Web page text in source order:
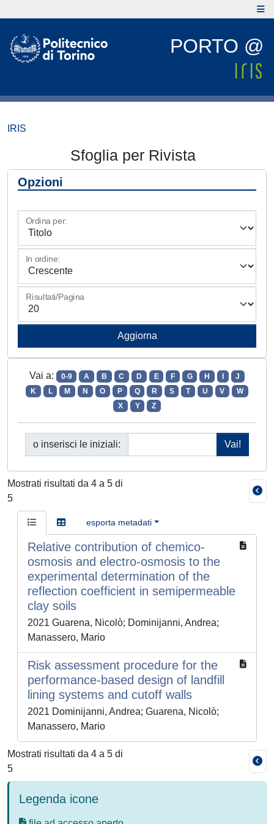
PORTO @
IRIS
Sfoglia per Rivista
Opzioni
Ordina per:
In ordine:
Risultati/Pagina
Vai a: 0-9 A B C D E F G H
J
K
L M N O P Q R S T U V
W
X
Y Z
o inserisci le iniziali:
Mostrati risultati da 4 a 5 di
5
esporta metadati
Relative contribution of chemico-
osmosis and electro-osmosis to the
experimental determination of the
reflection coefficient in semipermeable
clay soils
2021 Guarena, Nicolò; Dominijanni, Andrea;
Manassero, Mario
Risk assessment procedure for the
performance-based design of landfill
lining systems and cutoff walls
2021 Dominijanni, Andrea; Guarena, Nicolò;
Manassero, Mario
Mostrati risultati da 4 a 5 di
5
Legenda icone